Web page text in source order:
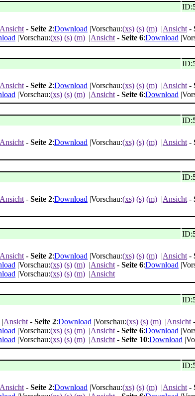
ID:
Ansicht - Seite 2:Download |Vorschau:(xs) (s) (m) |Ansicht -
|Vorschau:(xs) (s) (m) |Ansicht - Seite 6:Download
ID:
Ansicht - Seite 2:Download |Vorschau:(xs) (s) (m) |Ansicht -
|Vorschau:(xs) (s) (m) |Ansicht - Seite 6:Download
ID:
Ansicht - Seite 2:Download |Vorschau:(xs) (s) (m) |Ansicht -
ID:
Ansicht - Seite 2:Download |Vorschau:(xs) (s) (m) |Ansicht -
ID:
Ansicht - Seite 2:Download |Vorschau:(xs) (s) (m) |Ansicht -
|Vorschau:(xs) (s) (m) |Ansicht - Seite 6:Download
|Vorschau:(xs) (s) (m) |Ansicht
ID:
|Ansicht - Seite 2:Download |Vorschau:(xs) (s) (m) |Ansicht -
|Vorschau:(xs) (s) (m) |Ansicht - Seite 6:Download
|Vorschau:(xs) (s) (m) |Ansicht - Seite 10:Download
ID:
Ansicht - Seite 2:Download |Vorschau:(xs) (s) (m) |Ansicht -